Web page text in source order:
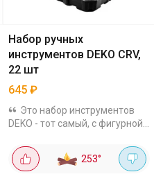
Набор ручных
инструментов DEKO CRV,
22 шт
645 ₽
Это набор инструментов
DEKO - тот самый, с фигурной
Али он стоит всего 645 рублей
(купон продавца нужно
253°